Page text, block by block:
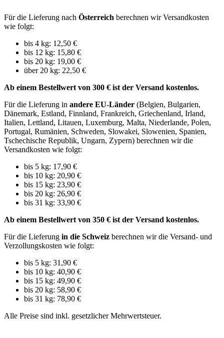
Für die Lieferung nach Österreich berechnen wir Versandkosten
wie folgt:
bis 4 kg: 12,50 €
bis 12 kg: 15,80 €
bis 20 kg: 19,00 €
über 20 kg: 22,50 €
Ab einem Bestellwert von 300 € ist der Versand kostenlos.
Für die Lieferung in andere EU-Länder (Belgien, Bulgarien,
Dänemark, Estland, Finnland, Frankreich, Griechenland, Irland,
Italien, Lettland, Litauen, Luxemburg, Malta, Niederlande, Polen,
Portugal, Rumänien, Schweden, Slowakei, Slowenien, Spanien,
Tschechische Republik, Ungarn, Zypern) berechnen wir die
Versandkosten wie folgt:
bis 5 kg: 17,90 €
bis 10 kg: 20,90 €
bis 15 kg: 23,90 €
bis 20 kg: 26,90 €
bis 31 kg: 33,90 €
Ab einem Bestellwert von 350 € ist der Versand kostenlos.
Für die Lieferung in die Schweiz berechnen wir die Versand- und
Verzollungskosten wie folgt:
bis 5 kg: 31,90 €
bis 10 kg: 40,90 €
bis 15 kg: 49,90 €
bis 20 kg: 58,90 €
bis 31 kg: 78,90 €
Alle Preise sind inkl. gesetzlicher Mehrwertsteuer.